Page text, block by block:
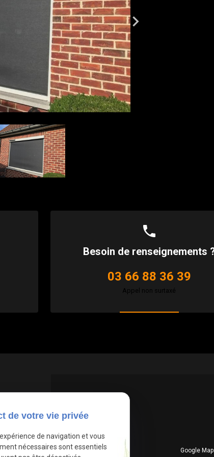
phone
Besoin de renseignements
03 66 88 36 39
Appel non surtaxé
Google
de votre vie privée
de navigation et vous
nécessaires sont essentiels